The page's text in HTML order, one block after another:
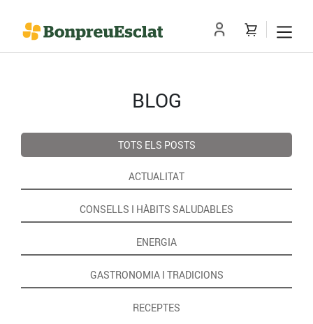
BLOG
TOTS ELS POSTS
ACTUALITAT
CONSELLS I HÀBITS SALUDABLES
ENERGIA
GASTRONOMIA I TRADICIONS
RECEPTES